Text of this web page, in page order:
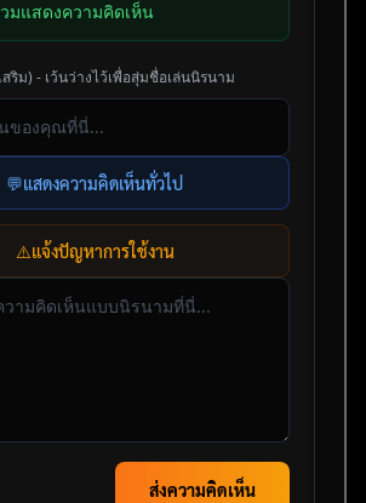
มแสดงความคิดเห็น
สริม) - เว้นว่างไว้เพื่อสุ่มชื่อเล่นนิรนาม
💬แสดงความคิดเห็นทั่วไป
⚠️แจ้งปัญหาการใช้งาน
ส่งความคิดเห็น